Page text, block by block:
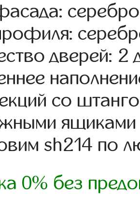
дверей: 2
со
ящиками
sh214 по
0% без